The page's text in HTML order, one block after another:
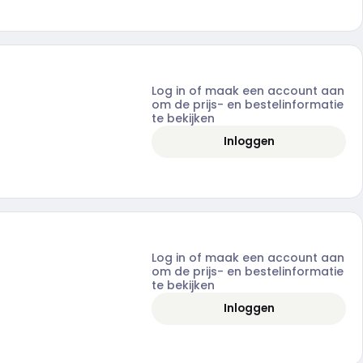
Log in of maak een account aan
om de prijs- en bestelinformatie
te bekijken
Inloggen
Log in of maak een account aan
om de prijs- en bestelinformatie
te bekijken
Inloggen